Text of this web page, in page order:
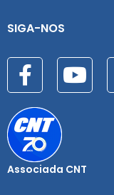
SIGA-NOS
Associada CNT